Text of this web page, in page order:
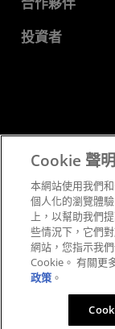
聯絡我們
媒體庫
案例研究
AMD 合作夥伴中
投資者
Cookie 聲明
本網站使用我們
個人化的瀏覽體
上，以幫助我們
些情況下，它們
網站，您指示我
Cookie。 有關更
政策 。